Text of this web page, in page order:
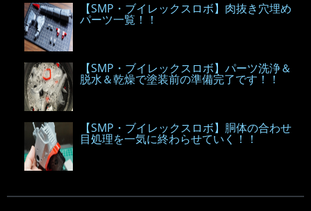
【SMP・ブイレックスロボ】肉抜き穴埋め
パーツ一覧！！
【SMP・ブイレックスロボ】パーツ洗浄＆
脱水＆乾燥で塗装前の準備完了です！！
【SMP・ブイレックスロボ】胴体の合わせ
目処理を一気に終わらせていく！！